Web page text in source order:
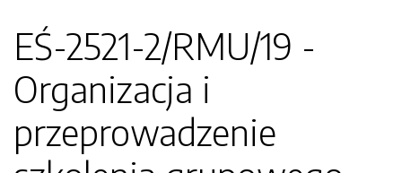
EŚ-2521-2/RMU/19 -
Organizacja i
przeprowadzenie